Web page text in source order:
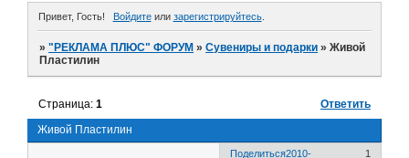
Привет, Гость! Войдитеили зарегистрируйтесь.
»"РЕКЛАМА ПЛЮС" ФОРУМ »Сувениры и подарки »Живой
Пластилин
Живой Пластилин
Страница:1 Ответить
Поделиться 1
2010-